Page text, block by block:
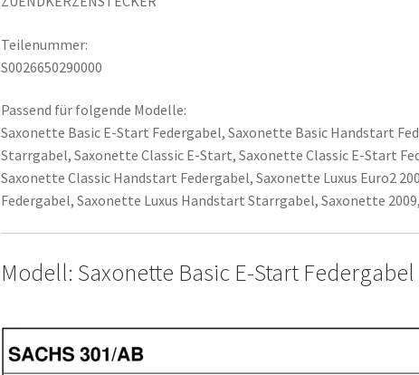
Teilenummer:
S0026650290000
Passend für folgende Modelle:
Saxonette Basic E-Start Federgabel, Saxonette Basic Handstart
Starrgabel, Saxonette Classic E-Start, Saxonette Classic E-Start
Saxonette Classic Handstart Federgabel, Saxonette Luxus Euro2
Federgabel, Saxonette Luxus Handstart Starrgabel, Saxonette
Modell: Saxonette Basic E-Start Federgabel